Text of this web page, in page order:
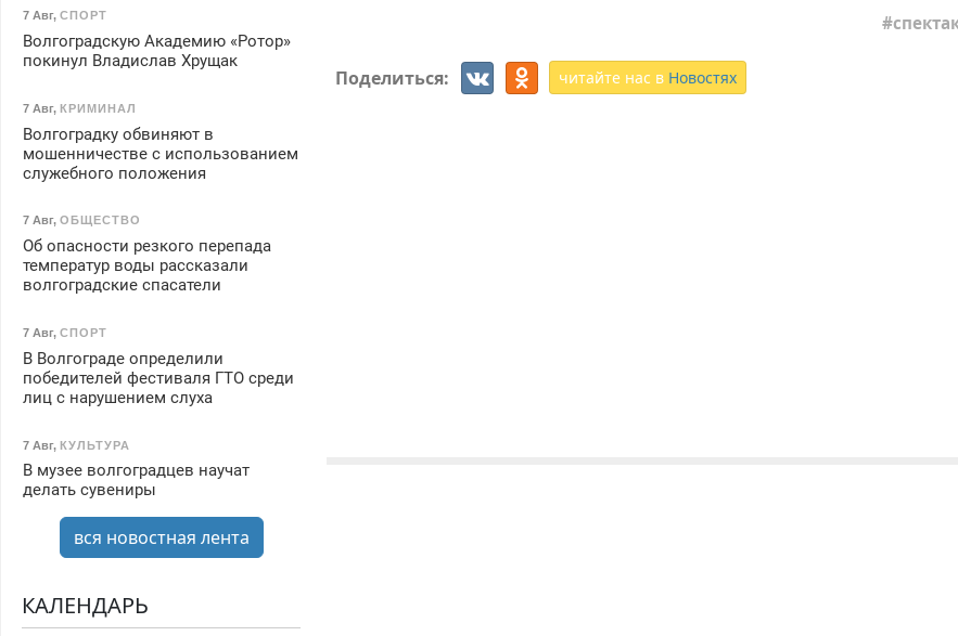
Поделиться: читайте нас в Новостях
7 Авг, СПОРТ
Волгоградскую Академию «Ротор»
покинул Владислав Хрущак
7 Авг, КРИМИНАЛ
Волгоградку обвиняют в
мошенничестве с использованием
служебного положения
7 Авг, ОБЩЕСТВО
Об опасности резкого перепада
температур воды рассказали
волгоградские спасатели
7 Авг, СПОРТ
В Волгограде определили
победителей фестиваля ГТО среди
лиц с нарушением слуха
7 Авг, КУЛЬТУРА
В музее волгоградцев научат
делать сувениры
вся новостная лента
КАЛЕНДАРЬ